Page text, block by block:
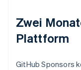
Zwei
Plattform
GitHub Sponsors